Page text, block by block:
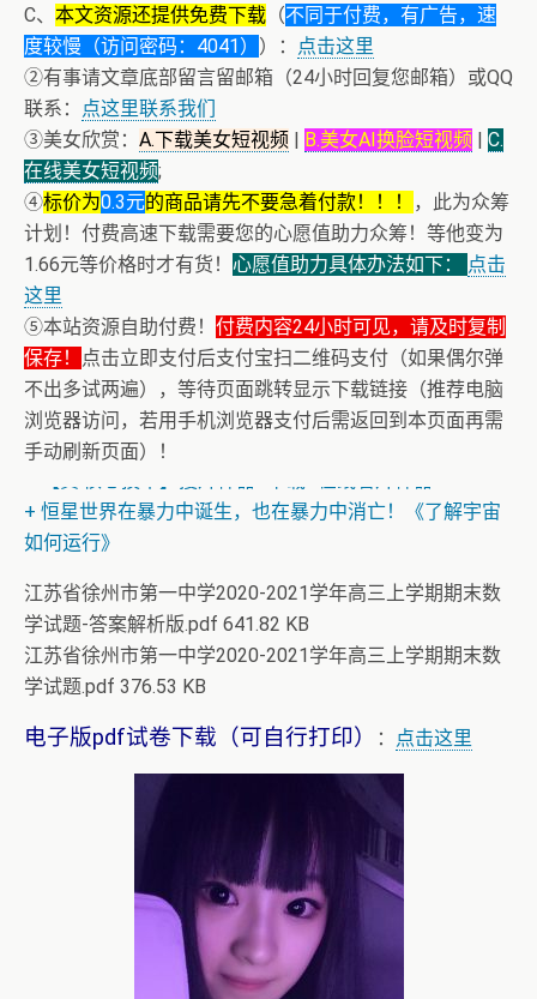
C、 本文资源还提供免费下载 （不同于付费，有广告，速
度较慢（访问密码：4041） ）：
点击这里
②有事请文章底部留言留邮箱（24小时回复您邮箱）或QQ
联系：
点这里联系我们
③美女欣赏： A.下载美女短视频 | B.美女AI换脸短视频 | C.
在线美女短视频;
④标价为0.3元的商品请先不要急着付款！！！
，此为众筹
计划！付费高速下载需要您的心愿值助力众筹！等他变为
1.66元等价格时才有货！ 心愿值助力具体办法如下：
点击
这里
⑤本站资源自助付费！ 付费内容24小时可见，请及时复制
保存！
点击立即支付后支付宝扫二维码支付（如果偶尔弹
不出多试两遍），等待页面跳转显示下载链接（推荐电脑
浏览器访问，若用手机浏览器支付后需返回到本页面再需
手动刷新页面）！
+ 恒星世界在暴力中诞生，也在暴力中消亡！《了解宇宙
如何运行》
江苏省徐州市第一中学2020-2021学年高三上学期期末数
学试题-答案解析版.pdf 641.82 KB
江苏省徐州市第一中学2020-2021学年高三上学期期末数
学试题.pdf 376.53 KB
电子版pdf试卷下载（可自行打印） ： 点击这里